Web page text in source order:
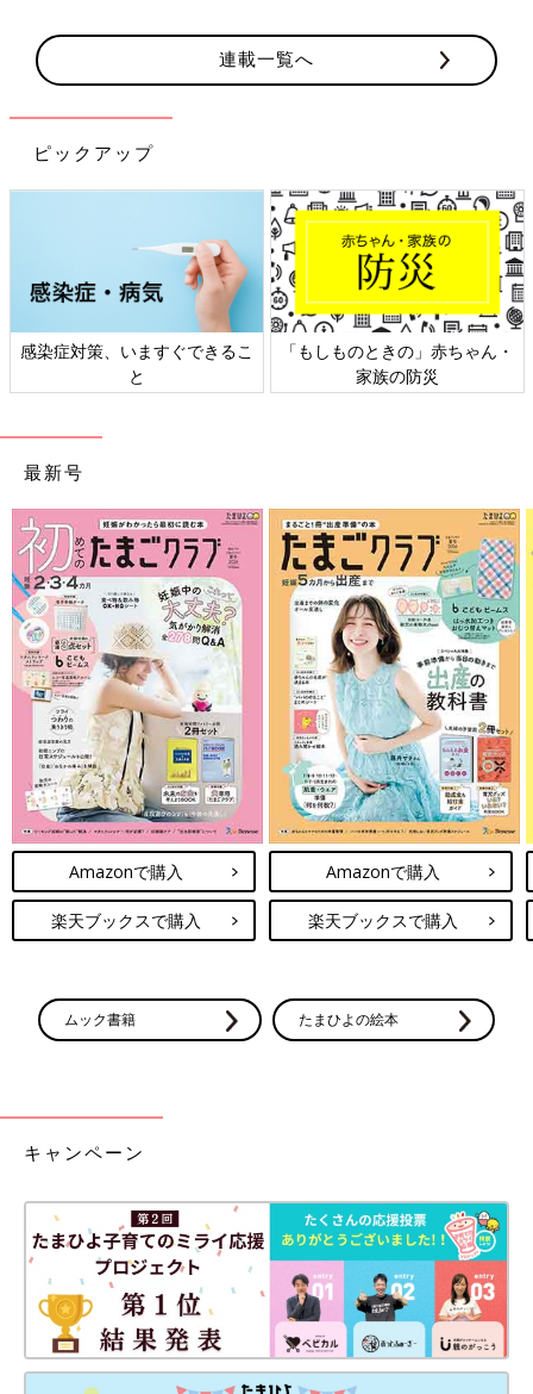
連載一覧へ
ピックアップ
感染症対策、いますぐできるこ
と
「もしものときの」赤ちゃん・
家族の防災
最新号
Amazonで購入
楽天ブックスで購入
Amazonで購入
楽天ブックスで購入
ムック書籍 たまひよの絵本
キャンペーン